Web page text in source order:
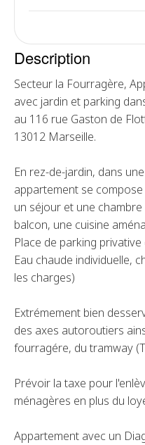
Description
Secteur la Fourragère,
avec jardin et parking
au 116 rue Gaston de
13012 Marseille.
En rez-de-jardin, dans
appartement se
un séjour et une
balcon, une cuisine
Place de parking
Eau chaude individuelle,
les charges)
Extrémement bien
des axes autoroutiers
fourragére, du tramway
Prévoir la taxe pour
ménagères en plus du
Appartement avec un